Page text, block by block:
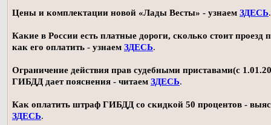
Цены и комплектации новой «Лады Весты» - узнаем ЗДЕСЬ.
Какие в России есть платные дороги, сколько стоит проезд
как его оплатить - узнаем ЗДЕСЬ.
Ограничение действия прав судебными приставами(с
ГИБДД дает пояснения - читаем ЗДЕСЬ.
Как оплатить штраф ГИБДД со скидкой 50 процентов -
ЗДЕСЬ.